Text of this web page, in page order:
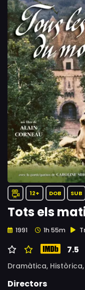
12+ DOB SUB
Tots els
1991 1h 55m
7.5
Dramàtica, Històrica,
Directors